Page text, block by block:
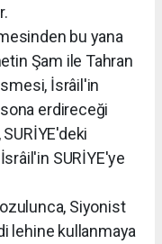
bu yana
Şam ile Tahran
İsrâil'in
sona erdireceği
SURİYE'ye
Siyonist
lehine kullanmaya